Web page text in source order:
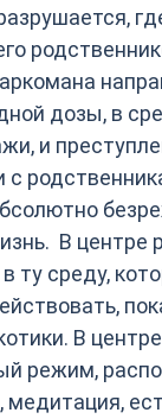
дозы, в
и
с
В центре
ту среду,
В
режим,
медитация,